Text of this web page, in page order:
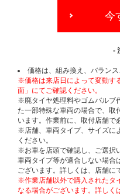
今
-
価格は、組み換え、バランス
※価格は来店日によって変動す
面」にてご確認ください。
※廃タイヤ処理料やゴムバルブ
た一部特殊な車両の場合で、取
います。作業前に、取付店舗で
※店舗、車両タイプ、サイズに
ください。
※お車を店頭で確認し、ご選択
車両タイプ等が適合しない場合
ございます。詳しくは、店舗に
※作業店舗以外で購入されたタ
なる場合がございます。詳しく